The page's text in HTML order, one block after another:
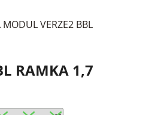
VERZE2 BBL
RAMKA 1,7